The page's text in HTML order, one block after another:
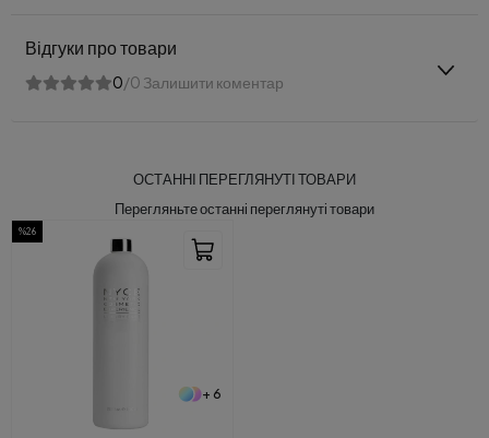
Відгуки про товари
0/0 Залишити коментар
ОСТАННІ ПЕРЕГЛЯНУТІ ТОВАРИ
Перегляньте останні переглянуті товари
%26
+ 6